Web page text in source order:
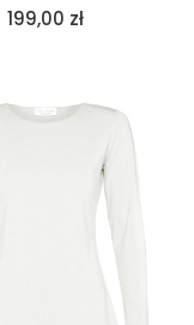
199,00 zł